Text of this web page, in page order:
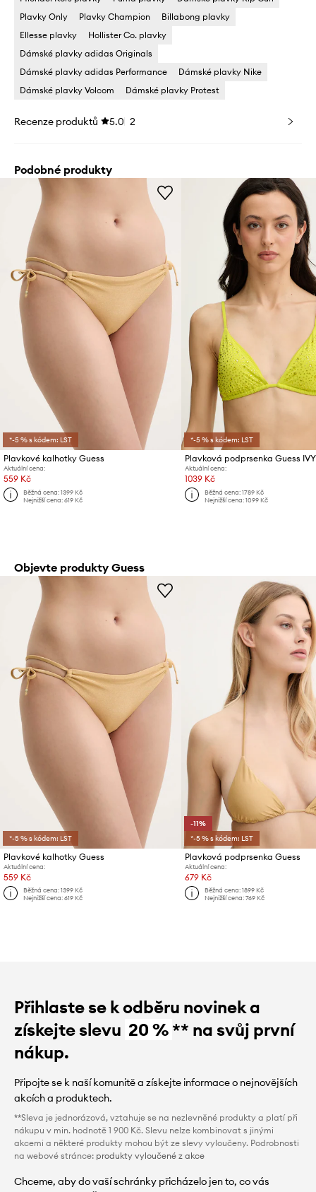
Plavky Only
Plavky Champion
Billabong plavky
Ellesse plavky
Hollister Co. plavky
Dámské plavky adidas Originals
Dámské plavky adidas Performance
Dámské plavky Nike
Dámské plavky Volcom
Dámské plavky Protest
Recenze produktů 5.0 2
Podobné produkty
*-5 % s kódem: LST
Plavkové kalhotky Guess
Aktuální cena:
559 Kč
Běžná cena:1399 Kč
Nejnižší cena:619 Kč
*-5 % s kódem: LST
Plavková podprsenka Guess IVY
Aktuální cena:
1039 Kč
Běžná cena:1789 Kč
Nejnižší cena:1099 Kč
Objevte produkty Guess
*-5 % s kódem: LST
Plavkové kalhotky Guess
Aktuální cena:
559 Kč
Běžná cena:1399 Kč
Nejnižší cena:619 Kč
-11%
*-5 % s kódem: LST
Plavková podprsenka Guess
Aktuální cena:
679 Kč
Běžná cena:1899 Kč
Nejnižší cena:769 Kč
Přihlaste se k odběru novinek a
získejte slevu 20 %** na svůj první
nákup.
Připojte se k naší komunitě a získejte informace o nejnovějších
akcích a produktech.
**Sleva je jednorázová, vztahuje se na nezlevněné produkty a platí při
nákupu v min. hodnotě 1 900 Kč. Slevu nelze kombinovat s jinými
akcemi a některé produkty mohou být ze slevy vyloučeny. Podrobnosti
na webové stránce: produkty vyloučené z akce
Chceme, aby do vaší schránky přicházelo jen to, co vás